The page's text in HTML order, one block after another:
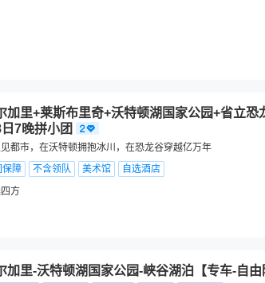
加里+莱斯布里奇+沃特顿湖国家公园+省立
7晚拼小团
都市，在沃特顿拥抱冰川，在恐龙谷穿越亿万年
保障 不含领队 美术馆
自选酒店
方
加里-沃特顿湖国家公园-峡谷湖泊【专车-自由